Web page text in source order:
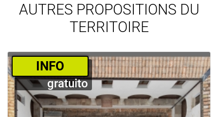
AUTRES PROPOSITIONS DU
TERRITOIRE
­INFO
gratuito